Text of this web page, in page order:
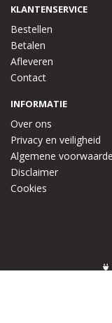
KLANTENSERVICE
Bestellen
Betalen
Afleveren
Contact
INFORMATIE
Over ons
Privacy en veiligheid
Algemene
Disclaimer
Cookies